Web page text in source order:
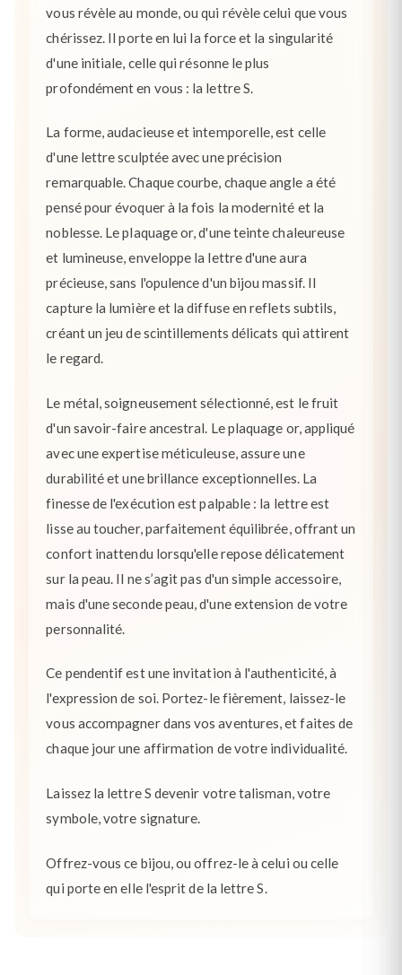
vous révèle au monde, ou qui révèle celui que vous
chérissez. Il porte en lui la force et la singularité
d'une initiale, celle qui résonne le plus
profondément en vous : la lettre S.
La forme, audacieuse et intemporelle, est celle
d'une lettre sculptée avec une précision
remarquable. Chaque courbe, chaque angle a été
pensé pour évoquer à la fois la modernité et la
noblesse. Le plaquage or, d'une teinte chaleureuse
et lumineuse, enveloppe la lettre d'une aura
précieuse, sans l'opulence d'un bijou massif. Il
capture la lumière et la diffuse en reflets subtils,
créant un jeu de scintillements délicats qui attirent
le regard.
Le métal, soigneusement sélectionné, est le fruit
d'un savoir-faire ancestral. Le plaquage or, appliqué
avec une expertise méticuleuse, assure une
durabilité et une brillance exceptionnelles. La
finesse de l'exécution est palpable : la lettre est
lisse au toucher, parfaitement équilibrée, offrant un
confort inattendu lorsqu'elle repose délicatement
sur la peau. Il ne s’agit pas d'un simple accessoire,
mais d'une seconde peau, d'une extension de votre
personnalité.
Ce pendentif est une invitation à l'authenticité, à
l'expression de soi. Portez-le fièrement, laissez-le
vous accompagner dans vos aventures, et faites de
chaque jour une affirmation de votre individualité.
Laissez la lettre S devenir votre talisman, votre
symbole, votre signature.
Offrez-vous ce bijou, ou offrez-le à celui ou celle
qui porte en elle l'esprit de la lettre S.